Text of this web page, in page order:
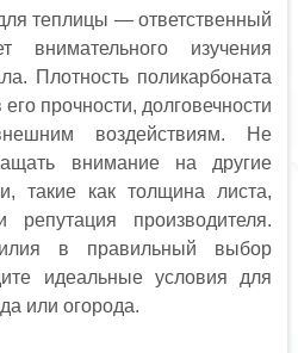
теплицы — ответственный
внимательного изучения
Плотность поликарбоната
прочности, долговечности
воздействиям. Не
внимание на другие
такие как толщина листа,
производителя.
в правильный выбор
идеальные условия для
или огорода.